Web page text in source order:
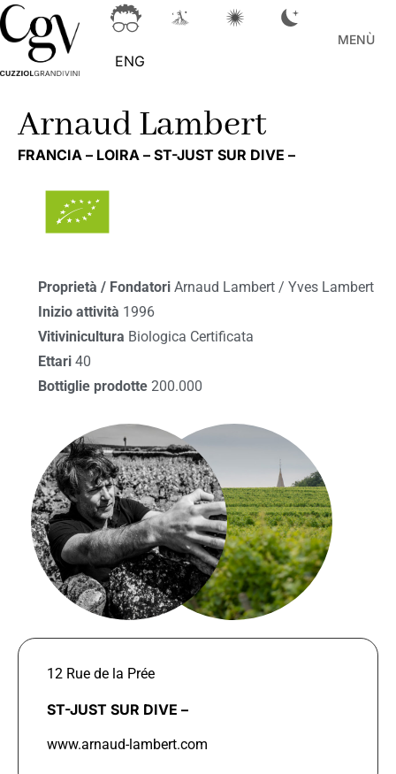
ENG
MENÙ
Arnaud Lambert
FRANCIA – LOIRA – ST-JUST SUR DIVE –
Proprietà / Fondatori Arnaud Lambert / Yves Lambert
Inizio attività 1996
Vitivinicultura Biologica Certificata
Ettari 40
Bottiglie prodotte 200.000
12 Rue de la Prée
ST-JUST SUR DIVE –
www.arnaud-lambert.com